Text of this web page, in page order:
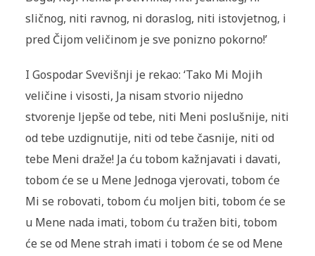
sličnog, niti ravnog, ni doraslog, niti istovjetnog, i
pred Čijom veličinom je sve ponizno pokorno!’
I Gospodar Svevišnji je rekao: ‘Tako Mi Mojih
veličine i visosti, Ja nisam stvorio nijedno
stvorenje ljepše od tebe, niti Meni poslušnije, niti
od tebe uzdignutije, niti od tebe časnije, niti od
tebe Meni draže! Ja ću tobom kažnjavati i davati,
tobom će se u Mene Jednoga vjerovati, tobom će
Mi se robovati, tobom ću moljen biti, tobom će se
u Mene nada imati, tobom ću tražen biti, tobom
će se od Mene strah imati i tobom će se od Mene